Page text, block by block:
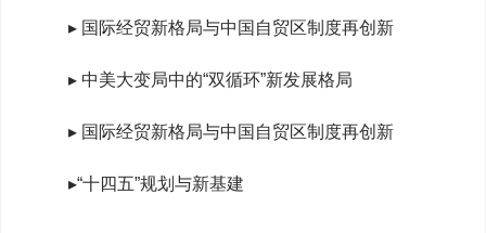
▸ 国际经贸新格局与中国自贸区制度再创新
▸ 中美大变局中的“双循环”新发展格局
▸ 国际经贸新格局与中国自贸区制度再创新
▸“十四五”规划与新基建